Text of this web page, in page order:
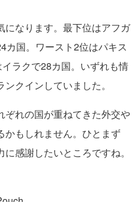
になります。最下位はアフガ
カ国。ワースト2位はパキス
ラクで28カ国。いずれも情
クインしていました。
ぞれの国が重ねてきた外交や
かもしれません。ひとまず
感謝したいところですね。